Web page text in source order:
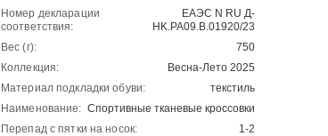
Номер декларации
соответствия:
ЕАЭС N RU Д-
HK.РА09.В.01920/23
Вес (г):
750
Коллекция:
Весна-Лето 2025
Материал подкладки обуви:
текстиль
Наименование: Спортивные тканевые кроссовки
Перепад с пятки на носок:
1-2